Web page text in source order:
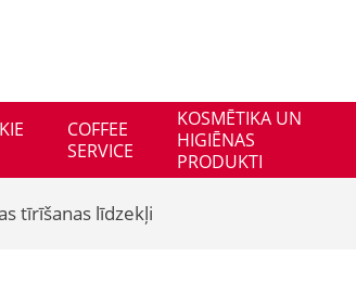
COFFEE
SERVICE
KOSMĒTIKA UN
HIGIĒNAS
PRODUKTI
tīrīšanas līdzekļi